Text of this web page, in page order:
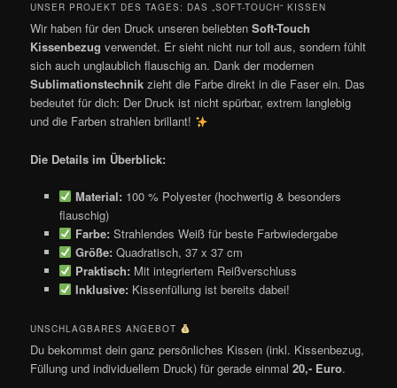
UNSER PROJEKT DES TAGES: DAS „SOFT-TOUCH“ KISSEN
Wir haben für den Druck unseren beliebtenSoft-Touch
Kissenbezug verwendet. Er sieht nicht nur toll aus, sondern fühlt
sich auch unglaublich flauschig an. Dank der modernen
Sublimationstechnik zieht die Farbe direkt in die Faser ein. Das
bedeutet für dich: Der Druck ist nicht spürbar, extrem langlebig
und die Farben strahlen brillant!
Die Details im Überblick:
Material: 100 % Polyester (hochwertig & besonders
flauschig)
Farbe: Strahlendes Weiß für beste Farbwiedergabe
Größe: Quadratisch, 37 x 37 cm
Praktisch: Mit integriertem Reißverschluss
Inklusive: Kissenfüllung ist bereits dabei!
UNSCHLAGBARES ANGEBOT
Du bekommst dein ganz persönliches Kissen (inkl. Kissenbezug,
Füllung und individuellem Druck) für gerade einmal20,- Euro.